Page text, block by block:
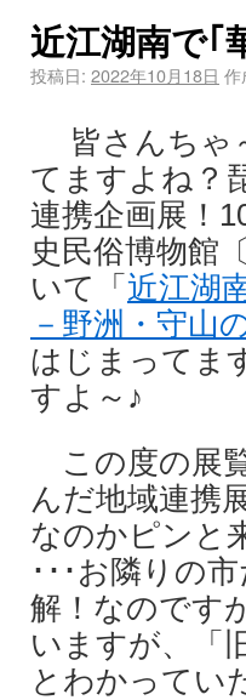
近江湖南で｢
投稿日: 2022年10月18日 作
皆さんちゃ
てますよね？
連携企画展！
史民俗博物館
いて「 近江湖
－野洲・守山
はじまってま
すよ～♪
この度の展
んだ地域連携
なのかピンと
･･･お隣りの
解！なのです
いますが、「
とわかってい